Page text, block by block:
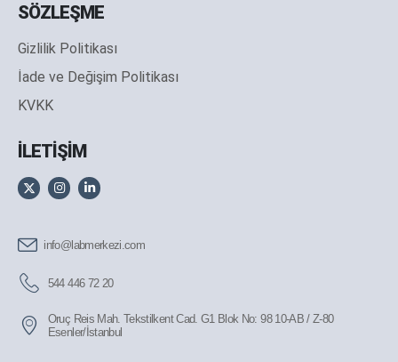
SÖZLEŞME
Gizlilik Politikası
İade ve Değişim Politikası
KVKK
İLETİŞİM
info@labmerkezi.com
544 446 72 20
Oruç Reis Mah. Tekstilkent Cad. G1 Blok No: 98 10-AB / Z-80
Esenler/İstanbul